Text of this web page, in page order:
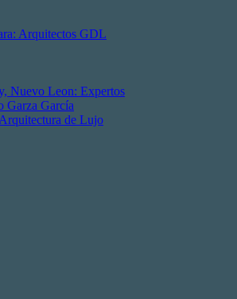
Arquitectos GDL
Nuevo Leon: Expertos
Garza García
de Lujo